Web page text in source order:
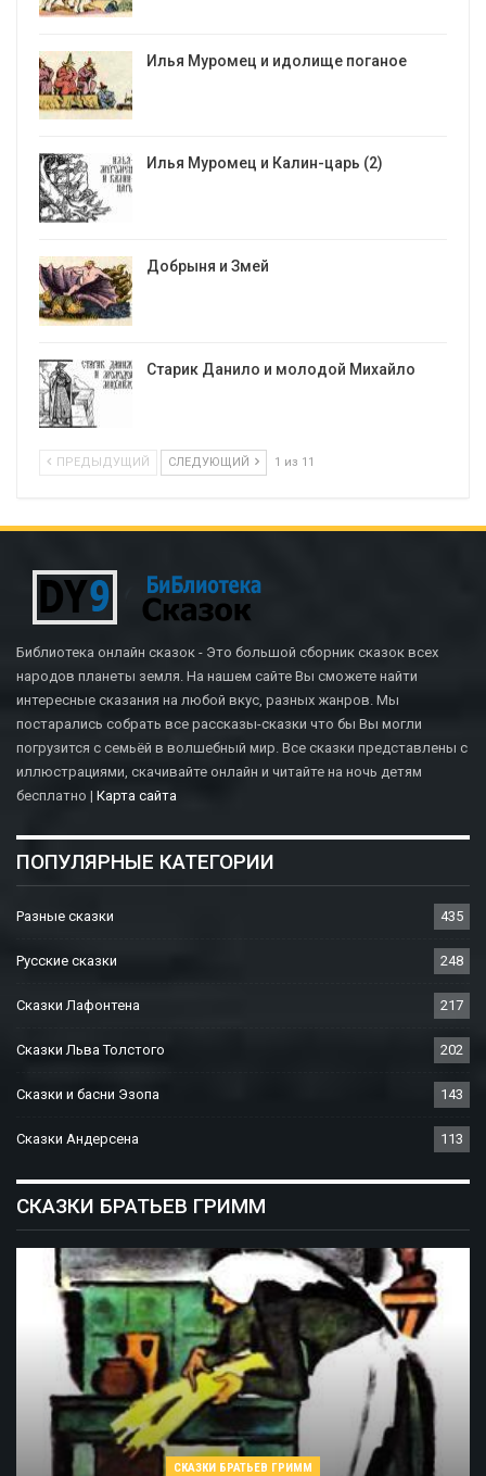
Илья Муромец и идолище поганое
Илья Муромец и Калин-царь (2)
Добрыня и Змей
Старик Данило и молодой Михайло
ПРЕДЫДУЩИЙ СЛЕДУЮЩИЙ 1 из 11
Библиотека онлайн сказок - Это большой сборник сказок всех
народов планеты земля. На нашем сайте Вы сможете найти
интересные сказания на любой вкус, разных жанров. Мы
постарались собрать все рассказы-сказки что бы Вы могли
погрузится с семьёй в волшебный мир. Все сказки представлены с
иллюстрациями, скачивайте онлайн и читайте на ночь детям
бесплатно | Карта сайта
ПОПУЛЯРНЫЕ КАТЕГОРИИ
Разные сказки 435
Русские сказки 248
Сказки Лафонтена 217
Сказки Льва Толстого 202
Сказки и басни Эзопа 143
Сказки Андерсена 113
СКАЗКИ БРАТЬЕВ ГРИММ
СКАЗКИ БРАТЬЕВ ГРИММ